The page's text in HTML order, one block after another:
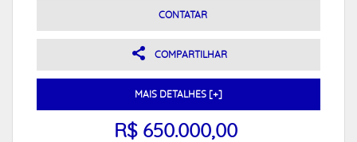
CONTATAR
COMPARTILHAR
MAIS DETALHES [+]
R$ 650.000,00